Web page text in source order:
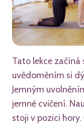
Tato lekce
uvědoměním si
Jemným
jemné cvičení.
stoji v pozici